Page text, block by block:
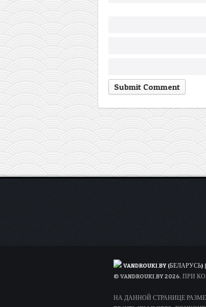
VANDROUKI.BY (БЕЛАРУСЬ) |
© VANDROUKI.BY 2026.
НА ДАННОЙ СТРАНИЦЕ